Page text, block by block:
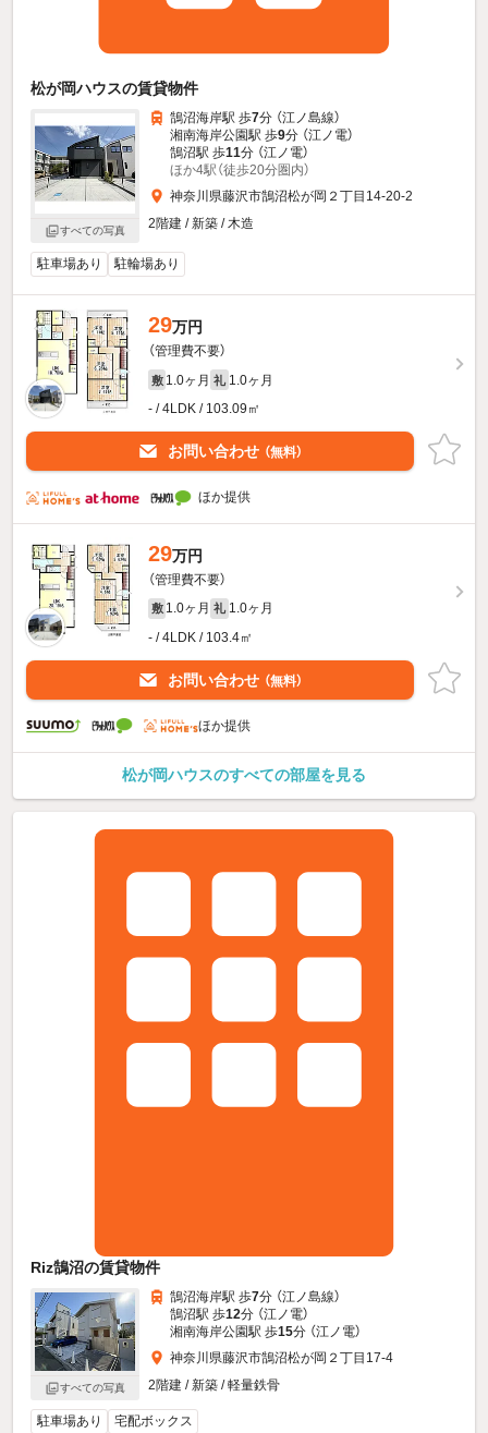
松が岡ハウスの賃貸物件
すべての写真
鵠沼海岸駅 歩7分 （江ノ島線）
湘南海岸公園駅 歩9分 （江ノ電）
鵠沼駅 歩11分 （江ノ電）
ほか4駅（徒歩20分圏内）
神奈川県藤沢市鵠沼松が岡２丁目14-20-2
2階建 / 新築 / 木造
駐車場あり 駐輪場あり
29万円
（管理費不要）
敷 1.0ヶ月 礼 1.0ヶ月
- / 4LDK / 103.09㎡
お問い合わせ （無料）
ほか提供
29万円
（管理費不要）
敷 1.0ヶ月 礼 1.0ヶ月
- / 4LDK / 103.4㎡
お問い合わせ （無料）
ほか提供
松が岡ハウスのすべての部屋を見る
Riz鵠沼の賃貸物件
すべての写真
鵠沼海岸駅 歩7分 （江ノ島線）
鵠沼駅 歩12分 （江ノ電）
湘南海岸公園駅 歩15分 （江ノ電）
神奈川県藤沢市鵠沼松が岡２丁目17-4
2階建 / 新築 / 軽量鉄骨
駐車場あり 宅配ボックス